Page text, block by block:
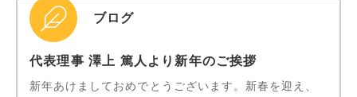
ブログ
代表理事 澤上 篤人より新年のご挨拶
新年あけましておめでとうございます。新春を迎え、